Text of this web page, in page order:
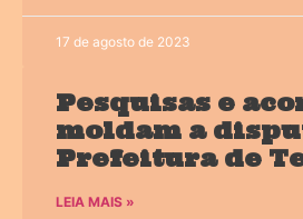
17 de agosto de 2023
Pesquisas e
moldam a
Prefeitura de
LEIA MAIS »